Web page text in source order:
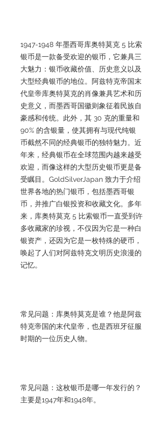
1947-1948 年墨西哥库奥特莫克 5 比索
银币是一款备受欢迎的银币，它兼具三
大魅力：银币收藏价值、历史意义以及
大型经典银币的地位。阿兹特克帝国末
代皇帝库奥特莫克的肖像兼具艺术和历
史意义，而墨西哥国徽则象征着民族自
豪感和传统。此外，其 30 克的重量和
90% 的含银量，使其拥有与现代纯银
币截然不同的经典银币的独特魅力。近
年来，经典银币在全球范围内越来越受
欢迎，而像这样的大型历史银币更是备
受瞩目。GoldSilverJapan 致力于介绍
世界各地的热门银币，包括墨西哥银
币，并推广白银投资和收藏文化。多年
来，库奥特莫克 5 比索银币一直受到许
多收藏家的珍视，不仅因为它是一种白
银资产，还因为它是一枚特殊的硬币，
唤起了人们对阿兹特克文明历史浪漫的
记忆。
常见问题：库奥特莫克是谁？他是阿兹
特克帝国的末代皇帝，也是西班牙征服
时期的一位历史人物。
常见问题：这枚银币是哪一年发行的？
主要是1947年和1948年。